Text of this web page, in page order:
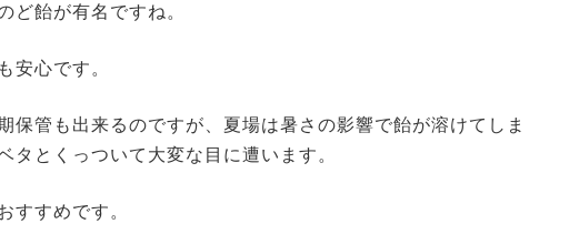
ど飴が有名ですね。
安心です。
保管も出来るのですが、夏場は暑さの影響で飴が溶けてしま
タとくっついて大変な目に遭います。
すすめです。